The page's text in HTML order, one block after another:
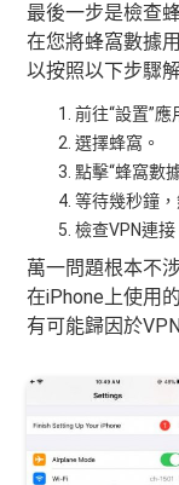
最後一步是檢查
在您將蜂窩數據
以按照以下步驟
前往“設置”應
選擇蜂窩。
點擊“蜂窩數
等待幾秒鐘
檢查VPN連接
萬一問題根本不
在iPhone上使用
有可能歸因於